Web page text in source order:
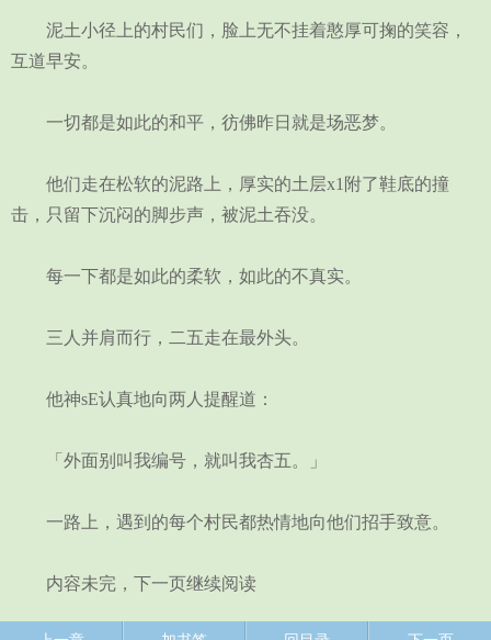
泥土小径上的村民们，脸上无不挂着憨厚可掬的笑容，
互道早安。
一切都是如此的和平，彷佛昨日就是场恶梦。
他们走在松软的泥路上，厚实的土层x1附了鞋底的撞
击，只留下沉闷的脚步声，被泥土吞没。
每一下都是如此的柔软，如此的不真实。
三人并肩而行，二五走在最外头。
他神sE认真地向两人提醒道：
「外面别叫我编号，就叫我杏五。」
一路上，遇到的每个村民都热情地向他们招手致意。
内容未完，下一页继续阅读